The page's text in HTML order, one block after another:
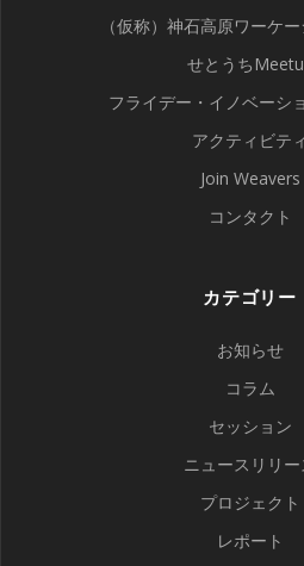
（仮称）神石高原ワーケ
せとうち
フライデー・イノベーシ
アクティビティ
Join Weavers
コンタクト
カテゴリー
お知らせ
コラム
セッション
ニュースリリー
プロジェクト
レポート